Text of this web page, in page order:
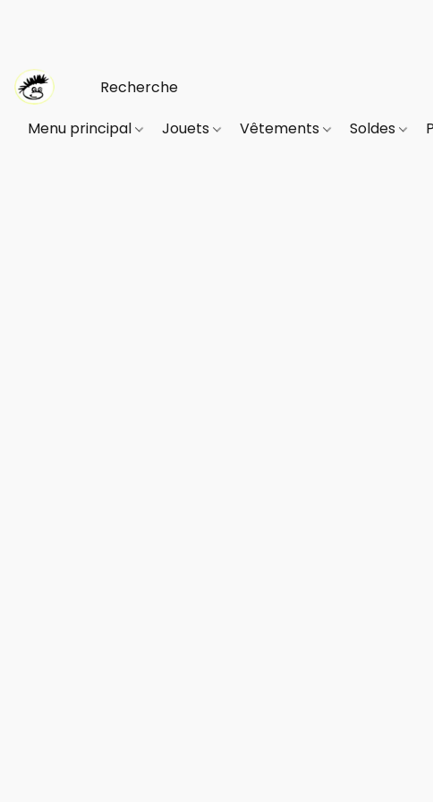
Menu principal Jouets Vêtements Soldes